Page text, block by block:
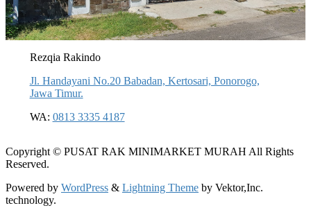
Rezqia Rakindo
Jl. Handayani No.20 Babadan, Kertosari, Ponorogo,
Jawa Timur.
WA: 0813 3335 4187
Copyright © PUSAT RAK MINIMARKET MURAH All Rights
Reserved.
Powered by WordPress & Lightning Theme by Vektor,Inc.
technology.